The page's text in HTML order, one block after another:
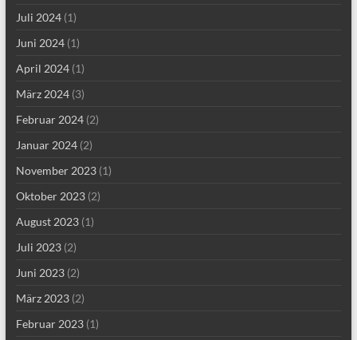
Juli 2024(1)
Juni 2024(1)
April 2024(1)
März 2024(3)
Februar 2024(2)
Januar 2024(2)
November 2023(1)
Oktober 2023(2)
August 2023(1)
Juli 2023(2)
Juni 2023(2)
März 2023(2)
Februar 2023(1)